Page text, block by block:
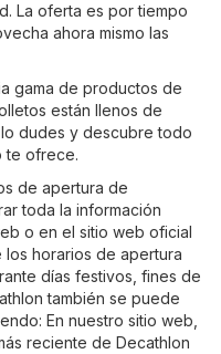
La oferta es por tiempo
ahora mismo las
gama de productos de
están llenos de
dudes y descubre todo
te ofrece.
de apertura de
toda la información
o en el sitio web oficial
los horarios de apertura
días festivos, fines de
también se puede
En nuestro sitio web,
reciente de Decathlon